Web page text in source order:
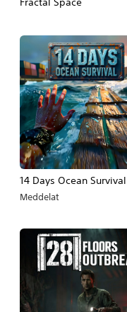
14 Days Ocean Survival
Meddelat